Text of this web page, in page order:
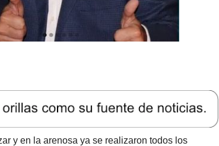
y en la arenosa ya se realizaron todos los